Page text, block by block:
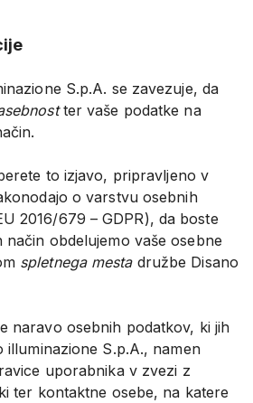
S.p.A. se zavezuje, da
ter vaše podatke na
to izjavo, pripravljeno v
o varstvu osebnih
2016/679 – GDPR), da boste
način obdelujemo vaše osebne
spletnega mestadružbe Disano
naravo osebnih podatkov, ki jih
illuminazione S.p.A., namen
uporabnika v zvezi z
ter kontaktne osebe, na katere